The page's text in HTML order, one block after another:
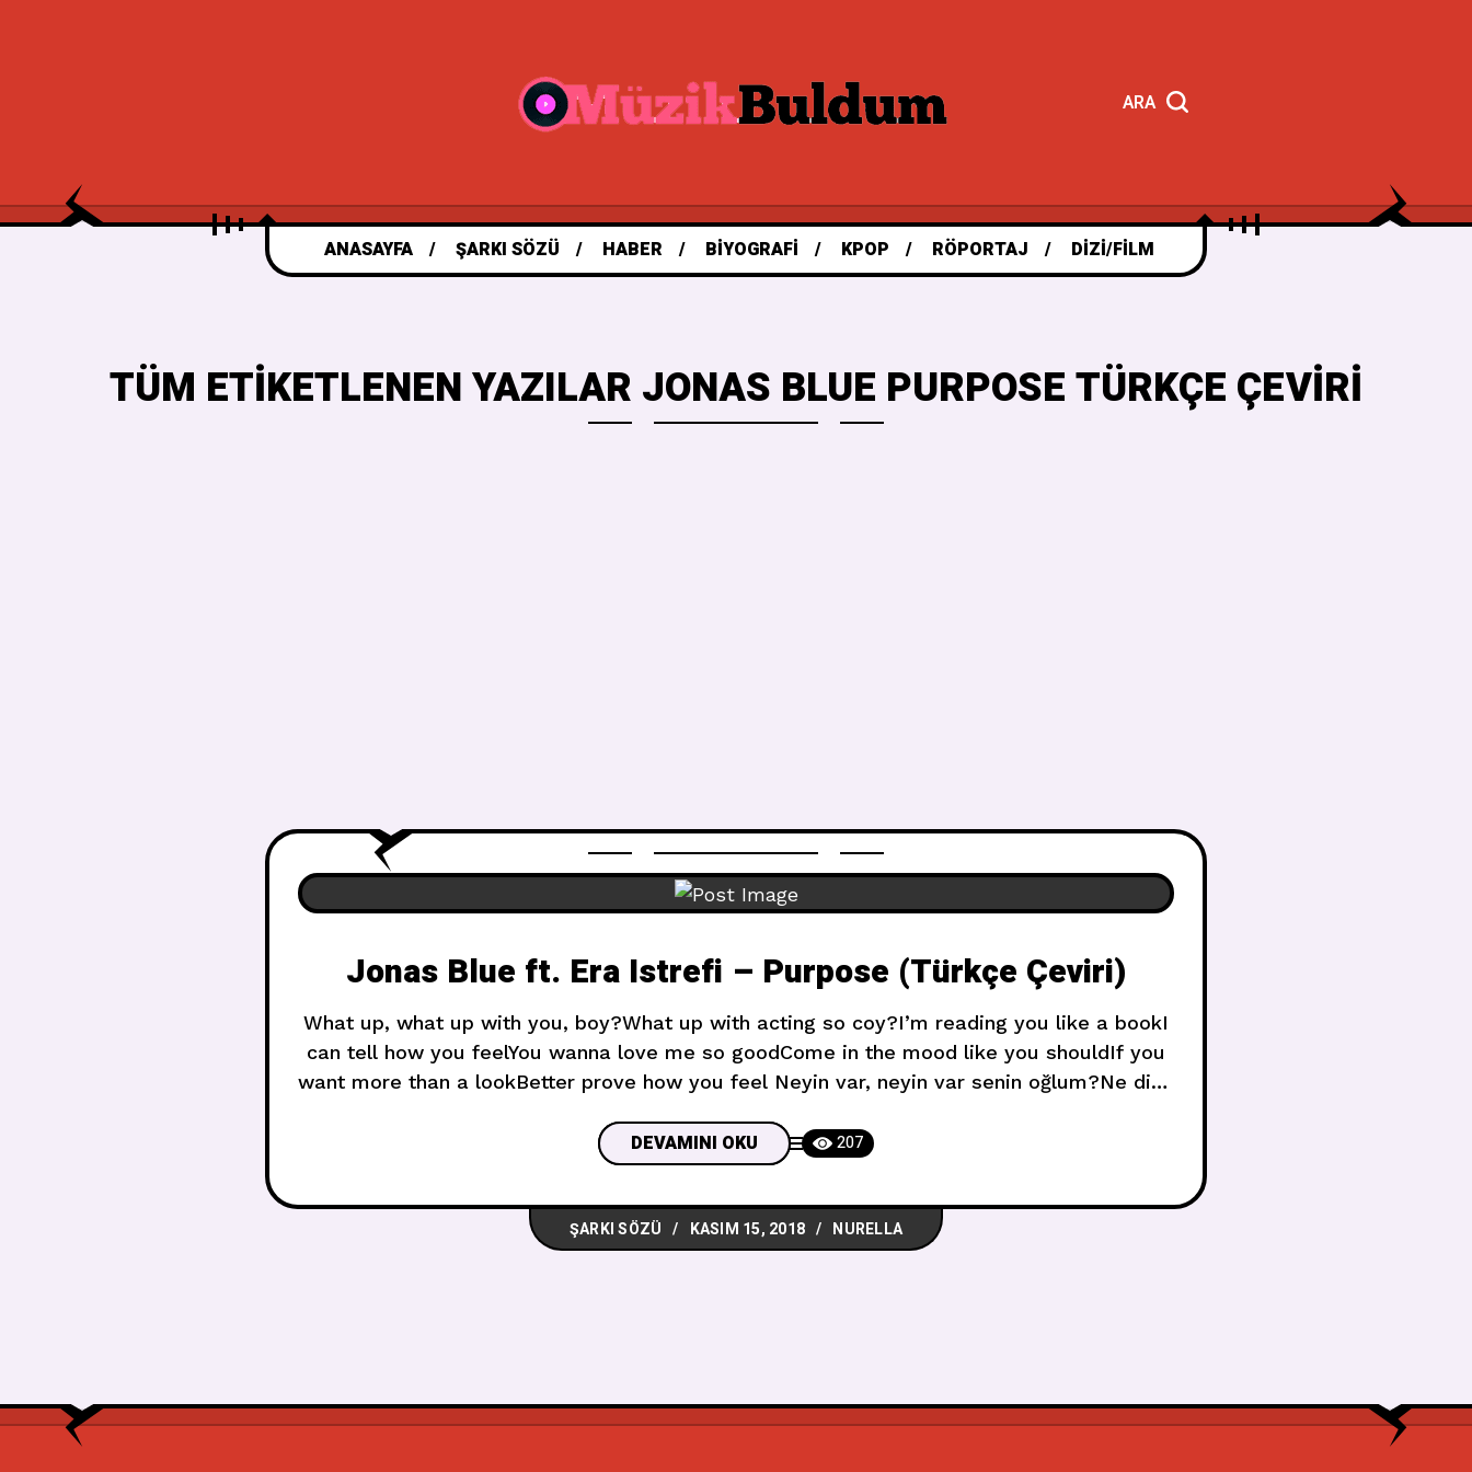
ARA
ANASAYFA ŞARKI SÖZÜ HABER BIYOGRAFI KPOP RÖPORTAJ DIZI/FILM
TÜM ETIKETLENEN YAZILAR JONAS BLUE PURPOSE TÜRKÇE ÇEVIRI
Jonas Blue ft. Era Istrefi – Purpose (Türkçe Çeviri)
What up, what up with you, boy?What up with acting so coy?I’m reading you like a bookI
can tell how you feelYou wanna love me so goodCome in the mood like you shouldIf you
want more than a lookBetter prove how you feel Neyin var, neyin var senin oğlum?Ne diye
DEVAMINI OKU 207
ŞARKI SÖZÜ KASIM 15, 2018 NURELLA